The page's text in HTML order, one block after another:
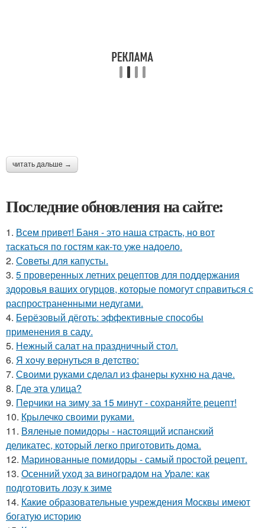
читать дальше →
Последние обновления на сайте:
1. Всем привет! Баня - это наша страсть, но вот
таскаться по гостям как-то уже надоело.
2. Советы для капусты.
3. 5 проверенных летних рецептов для поддержания
здоровья ваших огурцов, которые помогут справиться с
распространенными недугами.
4. Берёзовый дёготь: эффективные способы
применения в саду.
5. Нежный салат на праздничный стол.
6. Я xoчу вepнутьcя в дeтcтвo:
7. Своими руками сделал из фанеры кухню на даче.
8. Где этa улица?
9. Перчики на зиму за 15 минут - сохраняйте рецепт!
10. Крылечко своими руками.
11. Вяленые помидоры - настоящий испанский
деликатес, который легко приготовить дома.
12. Маринованные помидоры - самый простой рецепт.
13. Осенний уход за виноградом на Урале: как
подготовить лозу к зиме
14. Какие образовательные учреждения Москвы имеют
богатую историю